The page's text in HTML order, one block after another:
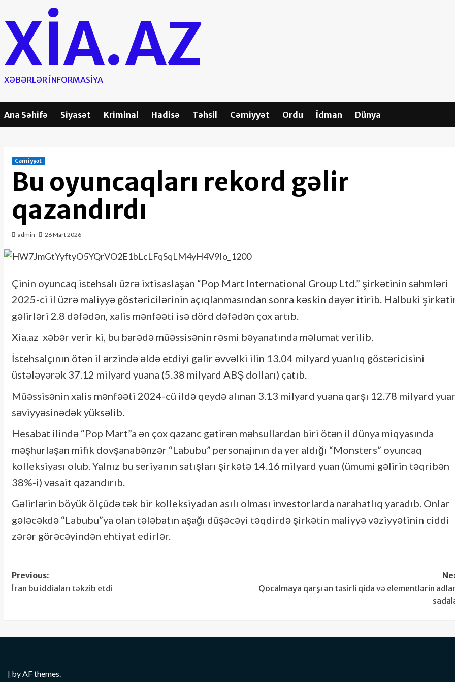
content
XIA.AZ
XƏBƏRLƏR INFORMASIYA
Ana Səhifə Siyasət Kriminal Hadisə Təhsil Cəmiyyət Ordu İdman Dünya
Cəmiyyət
Bu oyuncaqları rekord gəlir
qazandırdı
admin 26 Mart 2026
Çinin oyuncaq istehsalı üzrə ixtisaslaşan “Pop Mart International Group Ltd.” şirkətinin səhmləri
2025-ci il üzrə maliyyə göstəricilərinin açıqlanmasından sonra kəskin dəyər itirib. Halbuki
gəlirləri 2.8 dəfədən, xalis mənfəəti isə dörd dəfədən çox artıb.
Xia.az xəbər verir ki, bu barədə müəssisənin rəsmi bəyanatında məlumat verilib.
İstehsalçının ötən il ərzində əldə etdiyi gəlir əvvəlki ilin 13.04 milyard yuanlıq göstəricisini
üstələyərək 37.12 milyard yuana (5.38 milyard ABŞ dolları) çatıb.
Müəssisənin xalis mənfəəti 2024-cü ildə qeydə alınan 3.13 milyard yuana qarşı 12.78 milyard
səviyyəsinədək yüksəlib.
Hesabat ilində “Pop Mart”a ən çox qazanc gətirən məhsullardan biri ötən il dünya miqyasında
məşhurlaşan mifik dovşanabənzər “Labubu” personajının da yer aldığı “Monsters” oyuncaq
kolleksiyası olub. Yalnız bu seriyanın satışları şirkətə 14.16 milyard yuan (ümumi gəlirin təqribən
38%-i) vəsait qazandırıb.
Gəlirlərin böyük ölçüdə tək bir kolleksiyadan asılı olması investorlarda narahatlıq yaradıb. Onlar
gələcəkdə “Labubu”ya olan tələbatın aşağı düşəcəyi təqdirdə şirkətin maliyyə vəziyyətinin ciddi
zərər görəcəyindən ehtiyat edirlər.
Post
navigation
Previous:
İran bu iddiaları təkzib etdi
Qocalmaya qarşı ən təsirli qida və elementlərin
| by AF themes.